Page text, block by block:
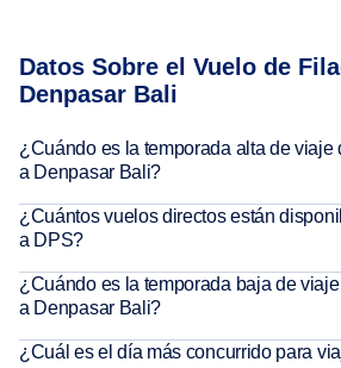
Datos Sobre el Vuelo de
Denpasar Bali
¿Cuándo es la temporada alta de viaje
a Denpasar Bali?
¿Cuántos vuelos directos están
a DPS?
¿Cuándo es la temporada baja de
a Denpasar Bali?
¿Cuál es el día más concurrido para